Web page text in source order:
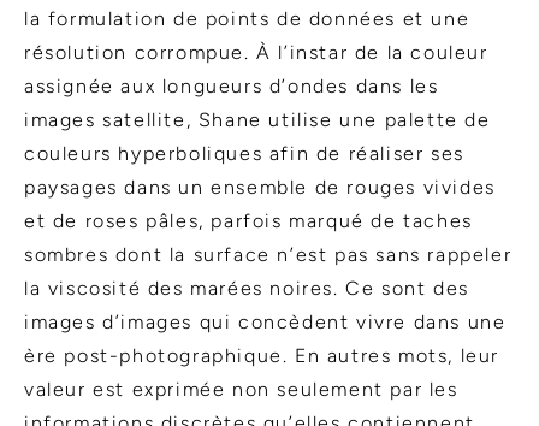
la formulation de points de données et une
résolution corrompue. À l’instar de la couleur
assignée aux longueurs d’ondes dans les
images satellite, Shane utilise une palette de
couleurs hyperboliques afin de réaliser ses
paysages dans un ensemble de rouges vivides
et de roses pâles, parfois marqué de taches
sombres dont la surface n’est pas sans rappeler
la viscosité des marées noires. Ce sont des
images d’images qui concèdent vivre dans une
ère post-photographique. En autres mots, leur
valeur est exprimée non seulement par les